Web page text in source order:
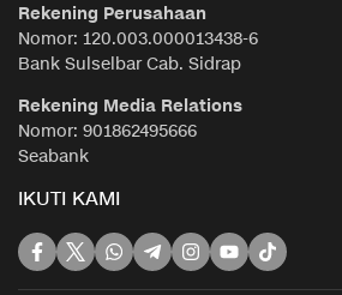
Rekening Perusahaan
Nomor: 120.003.000013438-6
Bank Sulselbar Cab. Sidrap
Rekening Media Relations
Nomor: 901862495666
Seabank
IKUTI KAMI